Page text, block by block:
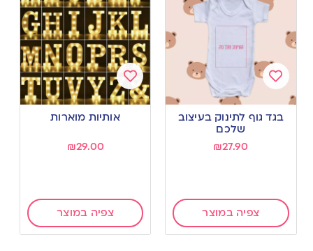
to
wishlist
בגד גוף לתינוק בעיצוב
שלכם
₪27.90
צפיה במוצר
Add
wishlist
אותיות מוארות
₪29.00
צפיה במוצר